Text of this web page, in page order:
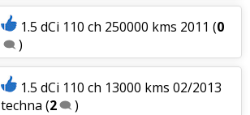
1.5 dCi 110 ch 250000 kms 2011 (0
)
1.5 dCi 110 ch 13000 kms 02/2013
techna (2 )